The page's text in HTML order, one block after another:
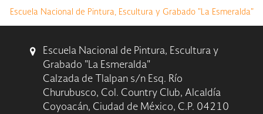
Escuela Nacional de Pintura, Escultura y Grabado "La Esmeralda"
Escuela Nacional de Pintura, Escultura y
Grabado "La Esmeralda"
Calzada de Tlalpan s/n Esq. Río
Churubusco, Col. Country Club, Alcaldía
Coyoacán, Ciudad de México, C.P. 04210